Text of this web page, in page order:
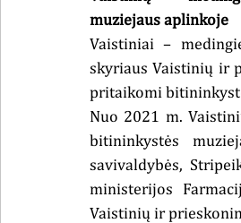
muziejaus aplinkoje
Vaistiniai –
skyriaus Vaistinių ir
pritaikomi
Nuo 2021 m.
bitininkystės
savivaldybės,
ministerijos
Vaistinių ir